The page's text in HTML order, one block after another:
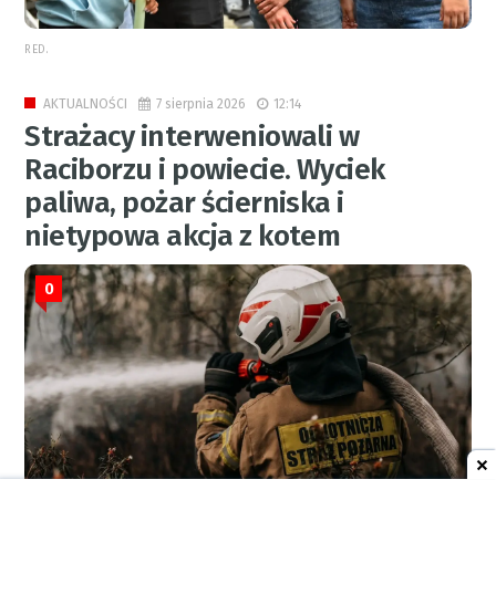
RED.
AKTUALNOŚCI 7 sierpnia 2026 12:14
Strażacy interweniowali w
Raciborzu i powiecie. Wyciek
paliwa, pożar ścierniska i
nietypowa akcja z kotem
0